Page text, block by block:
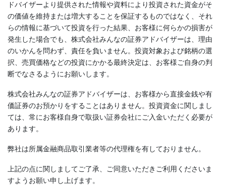
ドバイザーより提供された情報や資料により投資された資金がそ
の価値を維持または増大することを保証するものではなく、それ
らの情報に基づいて投資を行った結果、お客様に何らかの損害が
発生した場合でも、株式会社みんなの証券アドバイザーは、理由
のいかんを問わず、責任を負いません。投資対象および銘柄の選
択、売買価格などの投資にかかる最終決定は、お客様ご自身の判
断でなさるようにお願いします。
株式会社みんなの証券アドバイザーは、お客様から直接金銭や有
価証券のお預かりをすることはありません。投資資金に関しまし
ては、常にお客様自身で取扱い証券会社にご入金いただく必要が
あります。
弊社は所属金融商品取引業者等の代理権を有しておりません。
上記の点に関しましてご了承、ご同意いただきご利用くださいま
すようお願い申し上げます。